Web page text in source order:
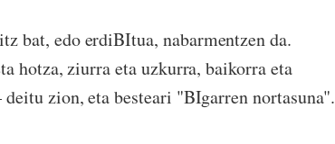
bat, edo erdiBItua, nabarmentzen da.
hotza, ziurra eta uzkurra, baikorra eta
zion, eta besteari "BIgarren nortasuna".